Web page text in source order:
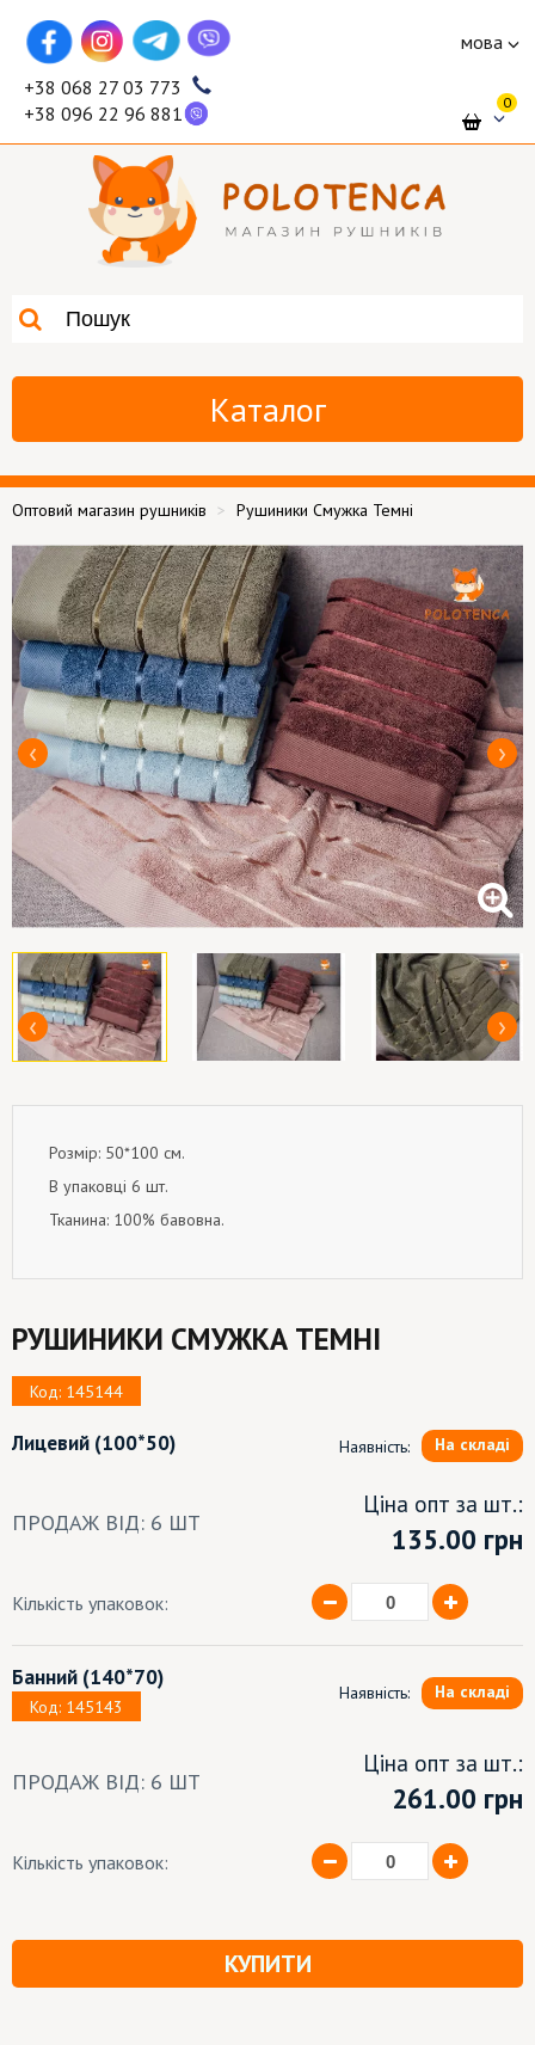
мова
+38 068 27 03 773
+38 096 22 96 881
0
Каталог
Оптовий магазин рушників Рушиники Смужка Темні
Розмір: 50*100 см.
В упаковці 6 шт.
Тканина: 100% бавовна.
РУШИНИКИ СМУЖКА ТЕМНІ
Код: 145144
Лицевий (100*50) Наявність: На складі
ПРОДАЖ ВІД: 6 ШТ
Ціна опт за шт.:
135.00 грн
Кількість упаковок:
Банний (140*70)
Код: 145143
Наявність: На складі
ПРОДАЖ ВІД: 6 ШТ
Ціна опт за шт.:
261.00 грн
Кількість упаковок:
КУПИТИ